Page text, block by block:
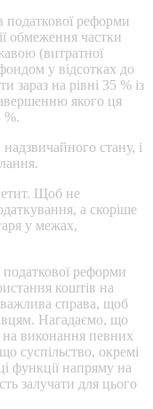
податкової реформи
обмеження частки
(витратної
у відсотках до
на рівні 35 % із
якого ця
%.
стану, і
Щоб не
а скоріше
у межах,
реформи
коштів на
важлива справа, щоб
Нагадаємо, що
на виконання певних
суспільство, окремі
функції напряму на
залучати для цього